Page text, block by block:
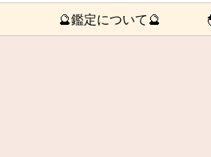
🔮鑑定について🔮